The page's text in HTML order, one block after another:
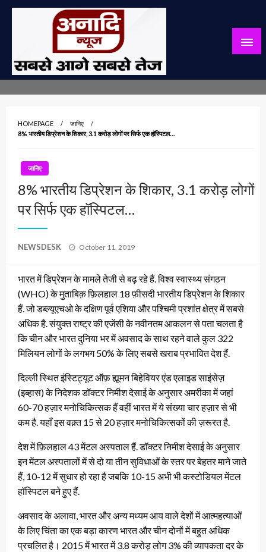
Skip
सबसे आगे सबसे तेज
HOMEPAGE
जानिए
8% भारतीय डिप्रेशन के शिकार, 3.1 करोड़ लोगों पर सिर्फ एक हॉस्पिटल…
जानिए
8% भारतीय डिप्रेशन के शिकार, 3.1 करोड़ लोगों
पर सिर्फ एक हॉस्पिटल…
NEWSDESK
Posted
October 11, 2019
भारत में डिप्रेशन के मामले तेजी से बढ़ रहे हैं. विश्व स्वास्थ्य संगठन
(WHO) के मुताबिक़ फ़िलहाल 18 फ़ीसदी भारतीय डिप्रेशन के शिकार
हैं. जो डब्ल्यूएचओ के दक्षिण पूर्व एशिया और पश्चिमी प्रशांत क्षेत्र में सबसे
अधिक है. संयुक्त राष्ट्र की एजेंसी के नवीनतम आकलन से पता चलता है
कि चीन और भारत दुनिया भर में अवसाद के साथ रहने वाले कुल 322
मिलियन लोगों के लगभग 50% के लिए सबसे खराब प्रभावित देश हैं.
दिल्ली स्थित इंस्टिट्यूट ऑफ़ ह्यूमन बिहेवियर एंड एलाइड साइंसेज़
(इब्हास) के निदेशक डॉक्टर निमीश देसाई के अनुसार अमरीका में जहां
60-70 हज़ार मनोचिकित्सक हैं वहीं भारत में ये संख्या चार हज़ार से भी
कम है. यहाँ इस वक़्त 15 से 20 हज़ार मनोचिकित्सकों की ज़रूरत है.
देश में फ़िलहाल 43 मेंटल अस्पताल हैं. डॉक्टर निमीश देसाई के अनुसार
इन मेंटल अस्पतालों में से दो या तीन सुविधाओं के स्तर पर बेहतर माने जाते
हैं, 10-12 में सुधार हो रहा है जबकि 10-15 अभी भी कस्टोडियल मेंटल
हॉस्पिटल बने हुए हैं.
अवसाद के अलावा, भारत और अन्य मध्यम आय वाले देशों में आत्महत्याओं
के लिए चिंता का एक बड़ा कारण भारत और चीन दोनों में बहुत अधिक
प्रचलित है। 2015 में भारत में 3.8 करोड़ लोग 3% की व्यापकता दर के